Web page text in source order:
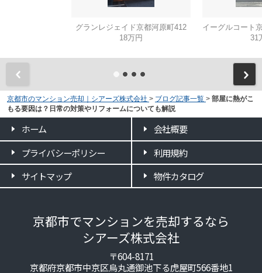
グランレジェイド京都河原町412
18万円
31
京都市のマンション売却｜シアーズ株式会社 > ブログ記事一覧 > 部屋に熱がこ
もる要因は？日常の対策やリフォームについても解説
ホーム
会社概要
プライバシーポリシー
利用規約
サイトマップ
物件カタログ
京都市でマンションを売却するなら
シアーズ株式会社
〒604-8171
京都府京都市中京区烏丸通御池下る虎屋町566番地1